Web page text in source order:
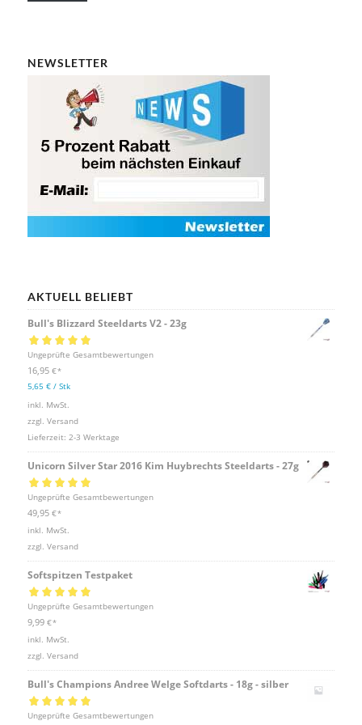
NEWSLETTER
AKTUELL BELIEBT
Bull's Blizzard Steeldarts V2 - 23g
Bewertet mit
5.00von 5
Ungeprüfte Gesamtbewertungen
16,95 €*
5,65 €/ Stk
inkl. MwSt.
zzgl. Versand
Lieferzeit: 2-3 Werktage
Unicorn Silver Star 2016 Kim Huybrechts Steeldarts - 27g
Bewertet mit
5.00von 5
Ungeprüfte Gesamtbewertungen
49,95 €*
inkl. MwSt.
zzgl. Versand
Softspitzen Testpaket
Bewertet mit
5.00von 5
Ungeprüfte Gesamtbewertungen
9,99 €*
inkl. MwSt.
zzgl. Versand
Bull's Champions Andree Welge Softdarts - 18g - silber
Bewertet mit
Ungeprüfte Gesamtbewertungen